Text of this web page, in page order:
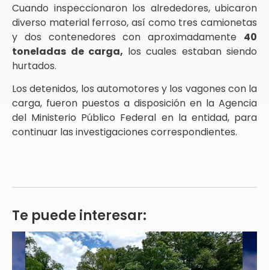
Cuando inspeccionaron los alrededores, ubicaron
diverso material ferroso, así como tres camionetas
y dos contenedores con aproximadamente 40
toneladas de carga, los cuales estaban siendo
hurtados.
Los detenidos, los automotores y los vagones con la
carga, fueron puestos a disposición en la Agencia
del Ministerio Público Federal en la entidad, para
continuar las investigaciones correspondientes.
Te puede interesar: